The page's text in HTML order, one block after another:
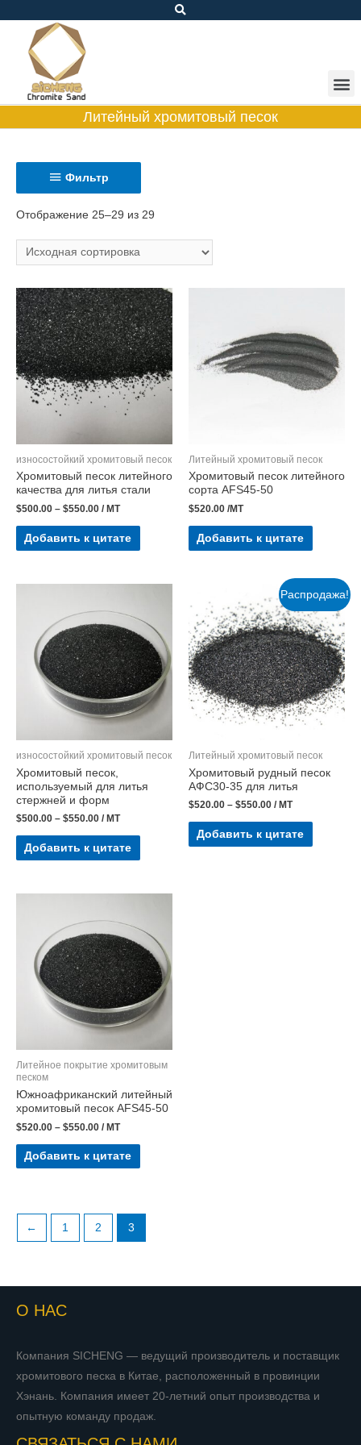
Литейный хромитовый песок
Фильтр
Отображение 25–29 из 29
износостойкий хромитовый песок
Хромитовый песок литейного
качества для литья стали
$500.00 – $550.00 / MT
Добавить к цитате
Литейный хромитовый песок
Хромитовый песок литейного
сорта AFS45-50
$520.00 /MT
Добавить к цитате
износостойкий хромитовый песок
Хромитовый песок,
используемый для литья
стержней и форм
$500.00 – $550.00 / MT
Добавить к цитате
Распродажа!
Литейный хромитовый песок
Хромитовый рудный песок
АФС30-35 для литья
$520.00 – $550.00 / MT
Добавить к цитате
Литейное покрытие хромитовым
песком
Южноафриканский литейный
хромитовый песок AFS45-50
$520.00 – $550.00 / MT
Добавить к цитате
← 1 2 3
О НАС
Компания SICHENG — ведущий производитель и поставщик
хромитового песка в Китае, расположенный в провинции
Хэнань. Компания имеет 20-летний опыт производства и
опытную команду продаж.